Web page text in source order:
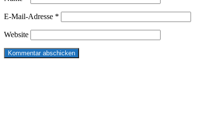
E-Mail-Adresse *
Website